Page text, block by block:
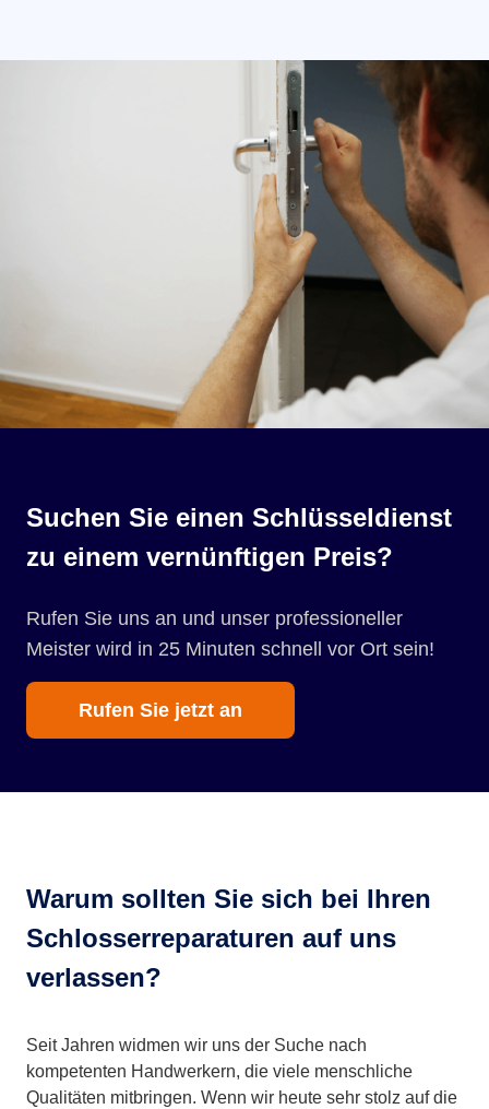
Suchen Sie einen Schlüsseldienst
zu einem vernünftigen Preis?
Rufen Sie uns an und unser professioneller
Meister wird in 25 Minuten schnell vor Ort sein!
Rufen Sie jetzt an
Warum sollten Sie sich bei Ihren
Schlosserreparaturen auf uns
verlassen?
Seit Jahren widmen wir uns der Suche nach
kompetenten Handwerkern, die viele menschliche
Qualitäten mitbringen. Wenn wir heute sehr stolz auf die